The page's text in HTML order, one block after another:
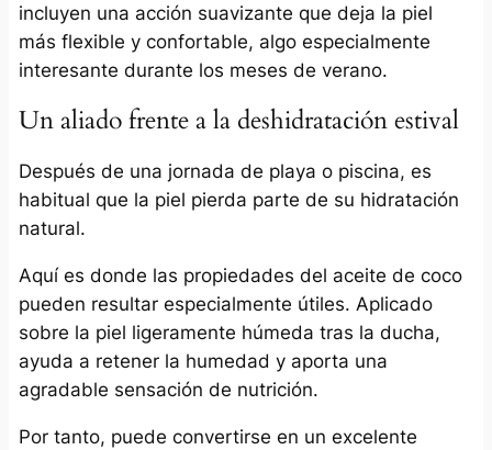
incluyen una acción suavizante que deja la piel
más flexible y confortable, algo especialmente
interesante durante los meses de verano.
Un aliado frente a la deshidratación estival
Después de una jornada de playa o piscina, es
habitual que la piel pierda parte de su hidratación
natural.
Aquí es donde las propiedades del aceite de coco
pueden resultar especialmente útiles. Aplicado
sobre la piel ligeramente húmeda tras la ducha,
ayuda a retener la humedad y aporta una
agradable sensación de nutrición.
Por tanto, puede convertirse en un excelente